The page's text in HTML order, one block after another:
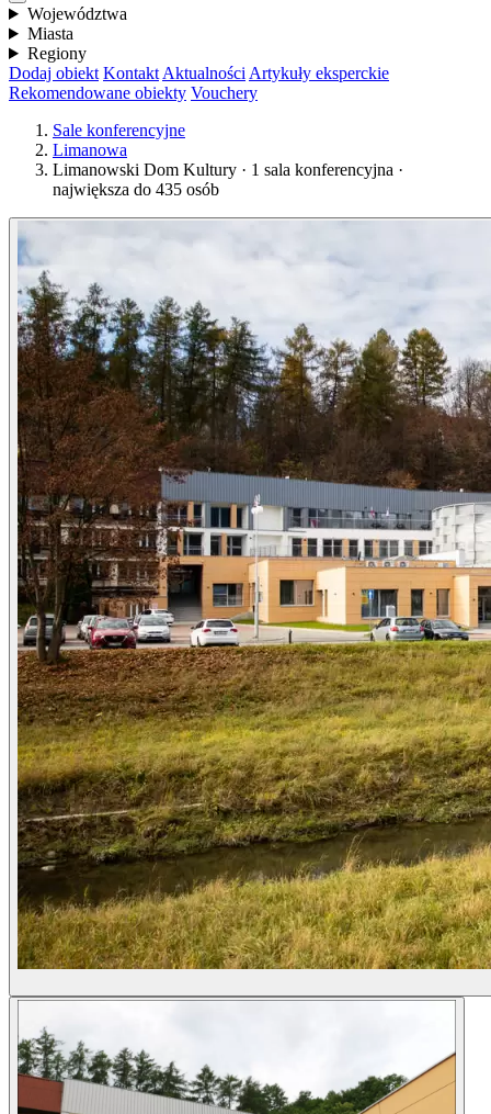
Województwa
Miasta
Regiony
Dodaj obiekt Kontakt Aktualności Artykuły eksperckie
Rekomendowane obiekty Vouchery
Sale konferencyjne
Limanowa
Limanowski Dom Kultury · 1 sala konferencyjna ·
największa do 435 osób